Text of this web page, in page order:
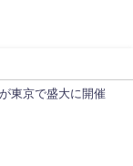
東京で盛大に開催